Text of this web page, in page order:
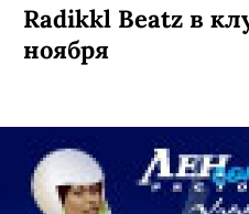
Radikkl Beatz в
ноября